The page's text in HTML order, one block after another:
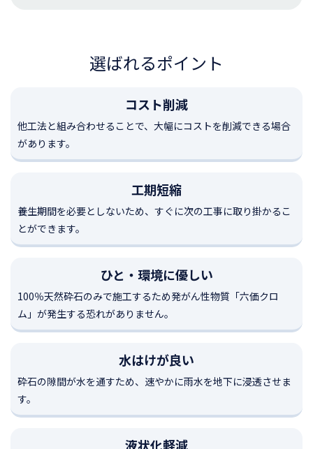
選ばれるポイント
コスト削減
他工法と組み合わせることで、大幅にコストを削減できる場合
があります。
工期短縮
養生期間を必要としないため、すぐに次の工事に取り掛かるこ
とができます。
ひと・環境に優しい
100％天然砕石のみで施工するため発がん性物質「六価クロ
ム」が発生する恐れがありません。
水はけが良い
砕石の隙間が水を通すため、速やかに雨水を地下に浸透させま
す。
液状化軽減